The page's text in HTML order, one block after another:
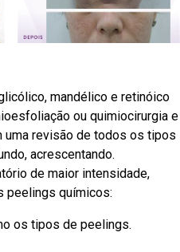
mandélico e retinóico
ou quimiocirurgia e
uma revisão de todos os tipos
acrescentando.
de maior intensidade,
peelings químicos:
os tipos de peelings.